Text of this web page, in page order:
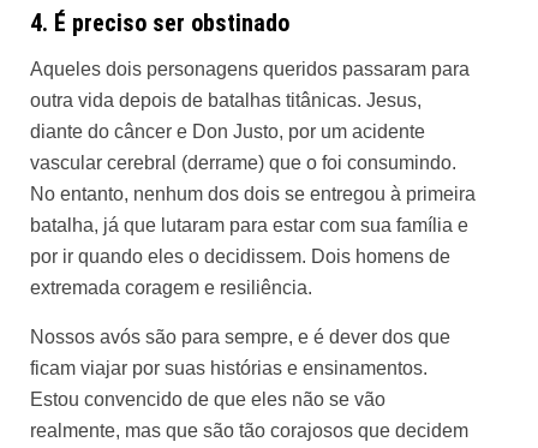
4. É preciso ser obstinado
Aqueles dois personagens queridos passaram para
outra vida depois de batalhas titânicas. Jesus,
diante do câncer e Don Justo, por um acidente
vascular cerebral (derrame) que o foi consumindo.
No entanto, nenhum dos dois se entregou à primeira
batalha, já que lutaram para estar com sua família e
por ir quando eles o decidissem. Dois homens de
extremada coragem e resiliência.
Nossos avós são para sempre, e é dever dos que
ficam viajar por suas histórias e ensinamentos.
Estou convencido de que eles não se vão
realmente, mas que são tão corajosos que decidem